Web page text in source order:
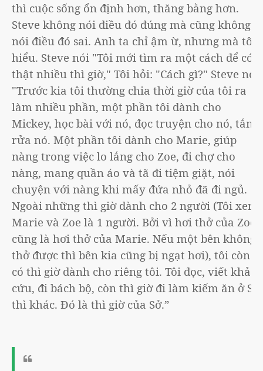
thì cuộc sống ổn định hơn, thăng bằng hơn.
Steve không nói điều đó đúng mà cũng không
nói điều đó sai. Anh ta chỉ ậm ừ, nhưng mà tôi
hiểu. Steve nói "Tôi mới tìm ra một cách để có
thật nhiều thì giờ," Tôi hỏi: "Cách gì?" Steve nói:
"Trước kia tôi thường chia thời giờ của tôi ra
làm nhiều phần, một phần tôi dành cho
Mickey, học bài với nó, đọc truyện cho nó, tắm
rửa nó. Một phần tôi dành cho Marie, giúp
nàng trong việc lo lắng cho Zoe, đi chợ cho
nàng, mang quần áo và tã đi tiệm giặt, nói
chuyện với nàng khi mấy đứa nhỏ đã đi ngủ.
Ngoài những thì giờ dành cho 2 người (Tôi xem
Marie và Zoe là 1 người. Bởi vì hơi thở của Zoe
cũng là hơi thở của Marie. Nếu một bên không
thở được thì bên kia cũng bị ngạt hơi), tôi còn
có thì giờ dành cho riêng tôi. Tôi đọc, viết khảo
cứu, đi bách bộ, còn thì giờ đi làm kiếm ăn ở Sở
thì khác. Đó là thì giờ của Sở.”